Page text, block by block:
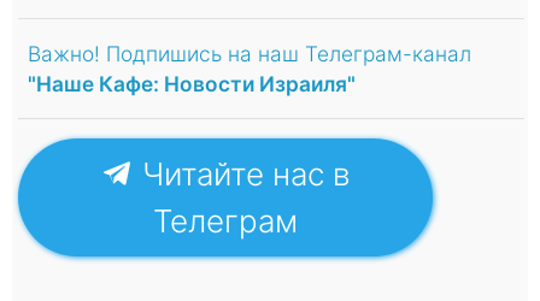
Важно! Подпишись на наш Телеграм-канал
"Наше Кафе: Новости Израиля"
Читайте нас в
Телеграм